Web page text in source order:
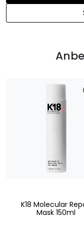
K18 Molecular
Mask 150ml